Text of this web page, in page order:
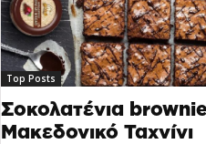
Top Posts
Σοκολατένια
Μακεδονικό Ταχνίνι